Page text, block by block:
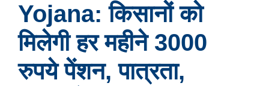
Yojana: किसानों को
मिलेगी हर महीने 3000
रुपये पेंशन, पात्रता,